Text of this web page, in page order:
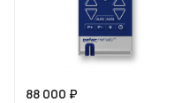
88 000 ₽